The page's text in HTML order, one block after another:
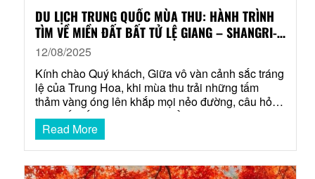
DU LỊCH TRUNG QUỐC MÙA THU: HÀNH TRÌNH
TÌM VỀ MIỀN ĐẤT BẤT TỬ LỆ GIANG – SHANGRI-
LA
12/08/2025
Kính chào Quý khách, Giữa vô vàn cảnh sắc tráng
lệ của Trung Hoa, khi mùa thu trải những tấm
thảm vàng óng lên khắp mọi nẻo đường, câu hỏi
lớn nhất đối với những tâm hồn yêu du lịch chính
là: “Đâu là điểm đến xứng tầm nhất cho một hành
trình?” Saco Travel…
Read More